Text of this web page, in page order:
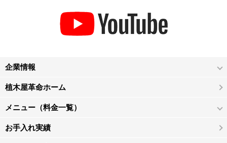
企業情報
植木屋革命ホーム
メニュー（料金一覧）
お手入れ実績